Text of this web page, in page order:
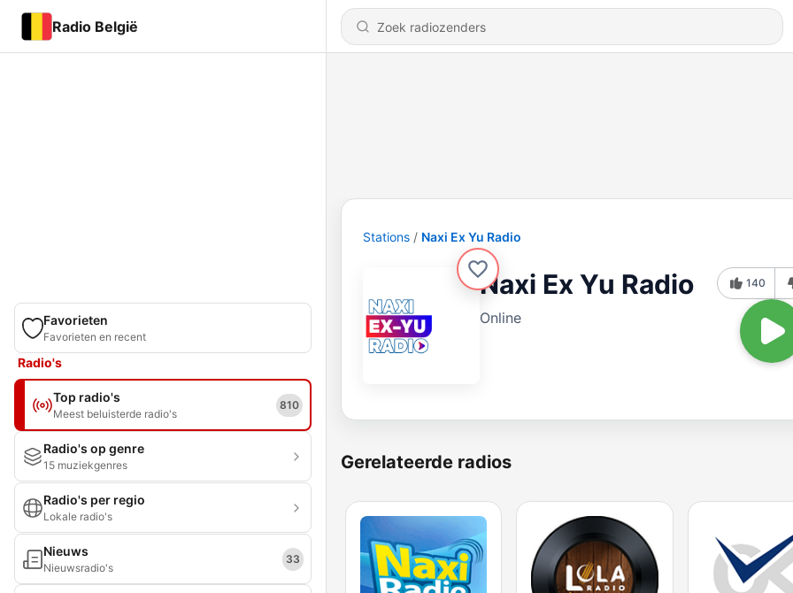
Radio België
Favorieten
Favorieten en recent
Radio's
Top radio's
Meest beluisterde radio's
810
Radio's op genre
15 muziekgenres
Radio's per regio
Lokale radio's
Nieuws
Nieuwsradio's
33
Stations Naxi Ex Yu Radio
Naxi Ex Yu Radio
Online
140
Gerelateerde radios